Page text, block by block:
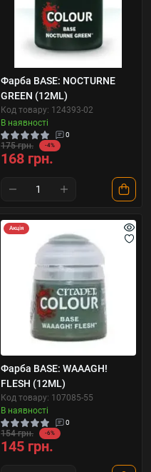
Фарба BASE: NOCTURNE
GREEN (12ML)
Код товару: 124393-02
В наявності
0
175 грн. -4%
168 грн.
Акція
Фарба BASE: WAAAGH!
FLESH (12ML)
Код товару: 107085-55
В наявності
0
154 грн. -6%
145 грн.